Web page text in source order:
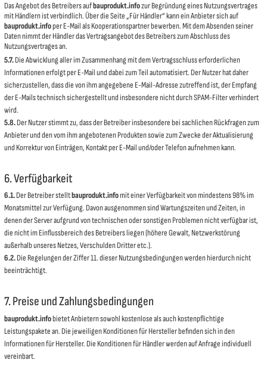
Das Angebot des Betreibers aufbauprodukt.infozur Begründung eines Nutzungsvertrages
mit Händlern ist verbindlich. Über die Seite „Für Händler“ kann ein Anbieter sich auf
bauprodukt.infoper E-Mail als Kooperationspartner bewerben. Mit dem Absenden seiner
Daten nimmt der Händler das Vertragsangebot des Betreibers zum Abschluss des
Nutzungsvertrages an.
5.7.Die Abwicklung aller im Zusammenhang mit dem Vertragsschluss erforderlichen
Informationen erfolgt per E-Mail und dabei zum Teil automatisiert. Der Nutzer hat daher
sicherzustellen, dass die von ihm angegebene E-Mail-Adresse zutreffend ist, der Empfang
der E-Mails technisch sichergestellt und insbesondere nicht durch SPAM-Filter verhindert
wird.
5.8.Der Nutzer stimmt zu, dass der Betreiber insbesondere bei sachlichen Rückfragen zum
Anbieter und den vom ihm angebotenen Produkten sowie zum Zwecke der Aktualisierung
und Korrektur von Einträgen, Kontakt per E-Mail und/oder Telefon aufnehmen kann.
6. Verfügbarkeit
6.1.Der Betreiber stelltbauprodukt.infomit einer Verfügbarkeit von mindestens 98% im
Monatsmittel zur Verfügung. Davon ausgenommen sind Wartungszeiten und Zeiten, in
denen der Server aufgrund von technischen oder sonstigen Problemen nicht verfügbar ist,
die nicht im Einflussbereich des Betreibers liegen (höhere Gewalt, Netzwerkstörung
außerhalb unseres Netzes, Verschulden Dritter etc.).
6.2.Die Regelungen der Ziffer 11. dieser Nutzungsbedingungen werden hierdurch nicht
beeinträchtigt.
7. Preise und Zahlungsbedingungen
bauprodukt.infobietet Anbietern sowohl kostenlose als auch kostenpflichtige
Leistungspakete an. Die jeweiligen Konditionen für Hersteller befinden sich in den
Informationen für Hersteller. Die Konditionen für Händler werden auf Anfrage individuell
vereinbart.